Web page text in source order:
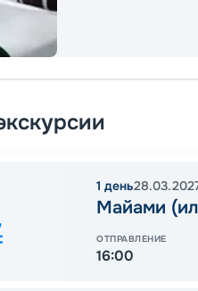
1 день
Майами
ОТПРАВЛЕНИЕ
16:00